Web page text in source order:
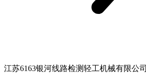
江苏6163银河线路检测轻工机械有限公司